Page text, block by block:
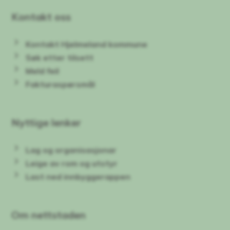
Kontakt oss
Kontakt Hjelmeland kommune
Søk etter tilsett
Meld feil
Fakturaspørsmål
Nyttige lenker
Lag og organisasjonar
Leige av rom og utstyr
Last ned innbyggerappen
Om nettstaden